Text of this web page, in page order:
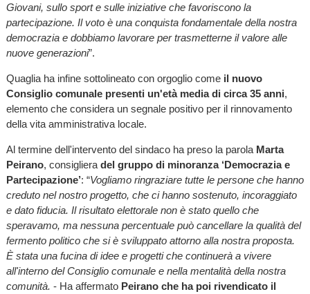
Giovani, sullo sport e sulle iniziative che favoriscono la
partecipazione. Il voto è una conquista fondamentale della nostra
democrazia e dobbiamo lavorare per trasmetterne il valore alle
nuove generazioni”.
Quaglia ha infine sottolineato con orgoglio come il nuovo
Consiglio comunale presenti un'età media di circa 35 anni,
elemento che considera un segnale positivo per il rinnovamento
della vita amministrativa locale.
Al termine dell'intervento del sindaco ha preso la parola Marta
Peirano, consigliera del gruppo di minoranza ‘Democrazia e
Partecipazione’: “Vogliamo ringraziare tutte le persone che hanno
creduto nel nostro progetto, che ci hanno sostenuto, incoraggiato
e dato fiducia. Il risultato elettorale non è stato quello che
speravamo, ma nessuna percentuale può cancellare la qualità del
fermento politico che si è sviluppato attorno alla nostra proposta.
È stata una fucina di idee e progetti che continuerà a vivere
all'interno del Consiglio comunale e nella mentalità della nostra
comunità. - Ha affermato Peirano che ha poi rivendicato il